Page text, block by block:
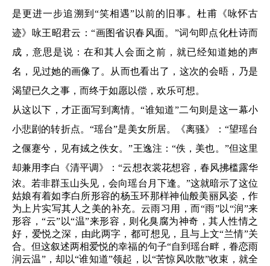
是更进一步追溯到“笑相遇”以前的旧事。杜甫《咏怀古
迹》咏王昭君云：“画图省识春风面。”词句即点化杜诗而
成，意思是说：在和其人会面之前，就已经知道她的声
名，见过她的画像了。从而也看出了，这次的会晤，乃是
渴望已久之事，而终于如愿以偿，欢乐可想。
从这以下，才正面写到离情。“谁知道”二句则是这一幕小
小悲剧的转折点。“瑶台”是美女所居。《离骚》：“望瑶台
之偃蹇兮，见有娀之佚女。”王逸注：“佚，美也。”但这里
却兼用李白
《清平调》：“云想衣裳花想容，春风拂槛露华
浓。若非群玉山头见，会向瑶台月下逢。”这就暗示了这位
姑娘有着如李白所形容的杨玉环那样神仙般美丽风姿，作
为上片实写其人之美的补充。云雨习用，而“雨”以“润”来
形容，“云”以“温”来形容，则化臭腐为神奇，其人性情之
好，爱悦之深，由此两字，都可想见，且与上文“兰情”关
合。但这叙述两相爱悦的幸福的句子“自到瑶台畔，眷恋雨
润云温”，却以“谁知道”领起，以“苦惊风吹散”收束，就全